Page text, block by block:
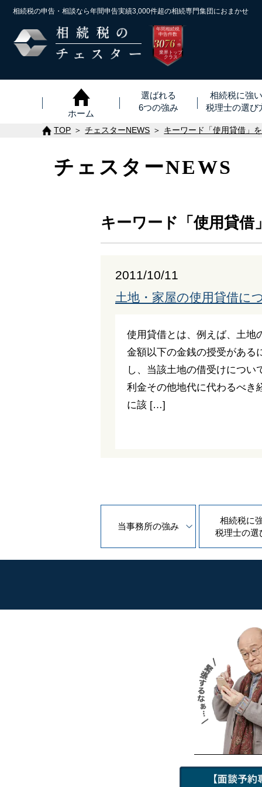
相続税の申告・相談なら年間申告実績3,000件超の相続専門集団におまかせ
年間相続税
申告件数
3076 ※
件
業界トップ
クラス
ホーム
選ばれる
6つの強み
相続税に強
税理士の選び
TOP チェスターNEWS キーワード「使用貸借」
チェスターNEWS
キーワード「使用貸借
2011/10/11
土地・家屋の使用貸借に
使用貸借とは、例えば、土地
金額以下の金銭の授受がある
し、当該土地の借受けにつ
利金その他地代に代わるべき
に該 […]
当事務所の強み
相続税に
税理士の選